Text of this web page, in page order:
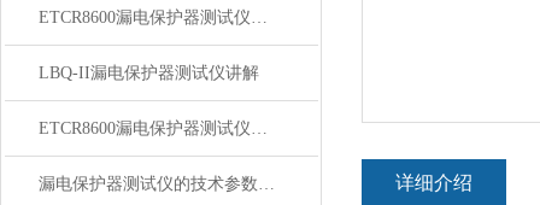
ETCR8600漏电保护器测试仪测漏电开关如何测试？
LBQ-II漏电保护器测试仪讲解
ETCR8600漏电保护器测试仪如何测试漏电开关？
漏电保护器测试仪的技术参数和使用说明 详细介绍